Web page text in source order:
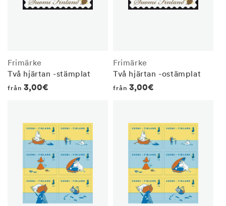
Frimärke
Två hjärtan -stämplat
Regular
från 3,00€
Frimärke
Två hjärtan -ostämplat
Regular
från 3,00€